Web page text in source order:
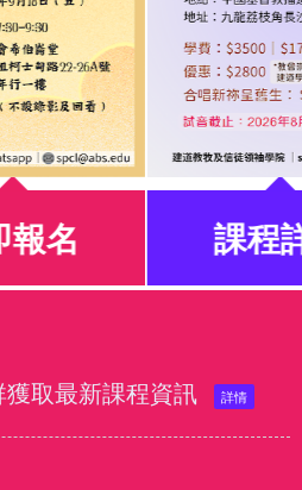
arrow_drop_up
詳情 立
取最新課程資訊